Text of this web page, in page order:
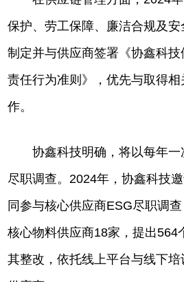
保护、劳工保障、廉洁合规及安
制定并与供应商签署《协鑫科
责任行为准则》，优先与取得
作。
协鑫科技明确，将以每年一
尽职调查。2024年，协鑫科技
同参与核心供应商ESG尽职调
核心物料供应商18家，提出564
其整改，依托线上平台与线下